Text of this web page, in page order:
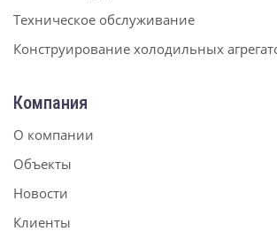
Техническое обслуживание
Конструирование холодильных
Компания
О компании
Объекты
Новости
Клиенты